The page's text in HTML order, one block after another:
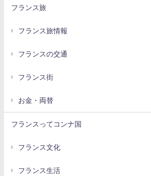
フランス旅
フランス旅情報
フランスの交通
フランス街
お金・両替
フランスってコンナ国
フランス文化
フランス生活